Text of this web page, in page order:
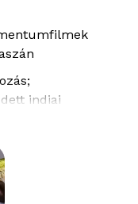
indiai
az